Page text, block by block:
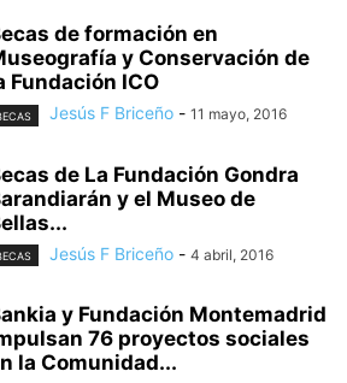
de formación en
y Conservación de
Fundación ICO
Jesús F Briceño - 11 mayo, 2016
de La Fundación Gondra
y el Museo de
Jesús F Briceño - 4 abril, 2016
y Fundación Montemadrid
76 proyectos sociales
la Comunidad...